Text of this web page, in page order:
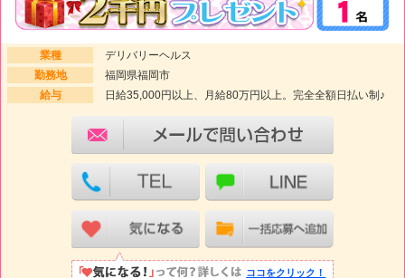
業種
デリバリーヘルス
勤務地
福岡県福岡市
給与
日給35,000円以上、月給80万円以上。完全全額日払い制♪
ココをクリック！